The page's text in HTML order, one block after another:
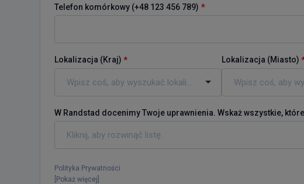
Telefon komórkowy (+48 123 456 789) *
Lokalizacja (Kraj) * Lokalizacja (Miasto)
W Randstad docenimy Twoje uprawnienia. Wskaż wszystkie,
Polityka Prywatności
Pokaż więcej